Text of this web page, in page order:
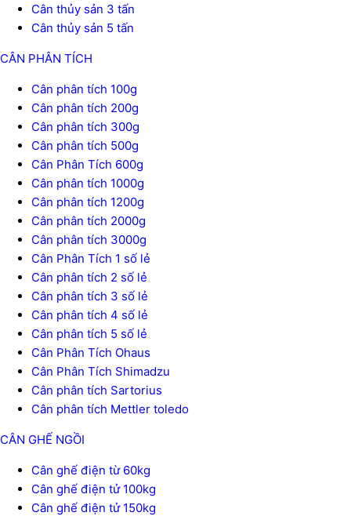
Cân thủy sản 3 tấn
Cân thủy sản 5 tấn
CÂN PHÂN TÍCH
Cân phân tích 100g
Cân phân tích 200g
Cân phân tích 300g
Cân phân tích 500g
Cân Phân Tích 600g
Cân phân tích 1000g
Cân phân tích 1200g
Cân phân tích 2000g
Cân phân tích 3000g
Cân Phân Tích 1 số lẻ
Cân phân tích 2 số lẻ
Cân phân tích 3 số lẻ
Cân phân tích 4 số lẻ
Cân phân tích 5 số lẻ
Cân Phân Tích Ohaus
Cân Phân Tích Shimadzu
Cân phân tích Sartorius
Cân phân tích Mettler toledo
CÂN GHẾ NGỒI
Cân ghế điện từ 60kg
Cân ghế điện tử 100kg
Cân ghế điện tử 150kg